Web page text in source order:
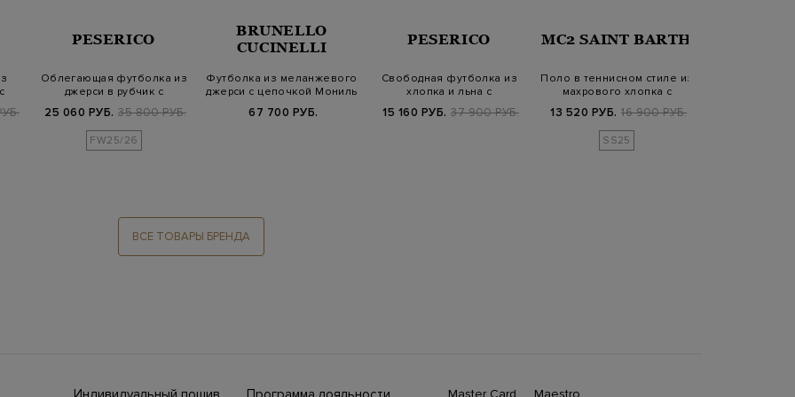
PESERICO
Облегающая футболка из
джерси в рубчик с
25 060 РУБ. 35 800 РУБ.
FW25/26
BRUNELLO
CUCINELLI
Футболка из меланжевого
джерси с цепочкой Мониль
67 700 РУБ.
PESERICO
Свободная футболка из
хлопка и льна с
15 160 РУБ. 37 900 РУБ.
MC2 SAINT BARTH
Поло в теннисном стиле из
махрового хлопка с
13 520 РУБ. 16 900 РУБ.
SS25
ВСЕ ТОВАРЫ БРЕНДА
Master Card Maestro